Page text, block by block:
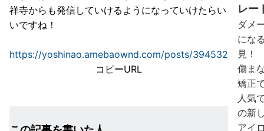
祥寺からも発信していけるようになっていけたらい
いですね！
https://yoshinao.amebaownd.com/posts/394532
コピーURL
レー
ダメ
にな
見！
傷ま
矯正
人気
の新
アイ